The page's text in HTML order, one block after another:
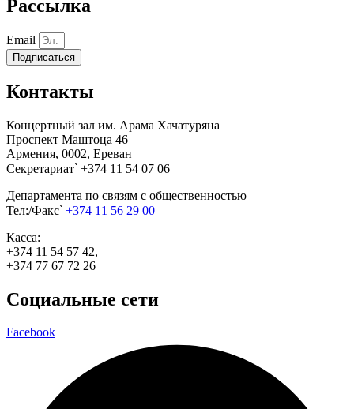
Рассылка
Email
Подписаться
Контакты
Концертный зал им. Арама Хачатуряна
Проспект Маштоца 46
Армения, 0002, Ереван
Секретариат՝ +374 11 54 07 06
Департамента по связям с общественностью
Тел:/Факс՝ +374 11 56 29 00
Касса:
+374 11 54 57 42,
+374 77 67 72 26
Социальные сети
Facebook